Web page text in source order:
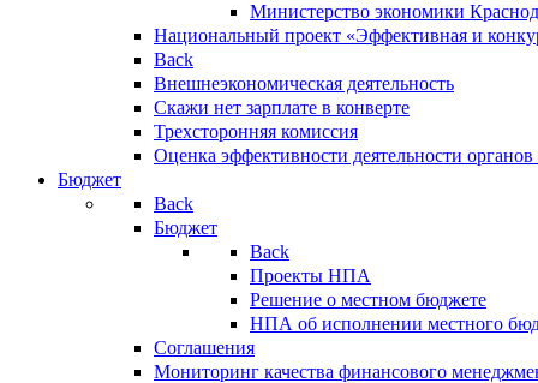
Министерство экономики
Национальный проект «Эффективная и
Back
Внешнеэкономическая деятельность
Скажи нет зарплате в конверте
Трехсторонняя комиссия
Оценка эффективности деятельности
Бюджет
Back
Бюджет
Back
Проекты НПА
Решение о местном бюджете
НПА об исполнении местного
Соглашения
Мониторинг качества финансового